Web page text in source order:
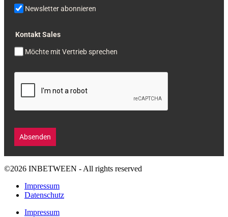
Newsletter abonnieren
Kontakt Sales
Möchte mit Vertrieb sprechen
Absenden
©2026 INBETWEEN - All rights reserved
Impressum
Datenschutz
Impressum